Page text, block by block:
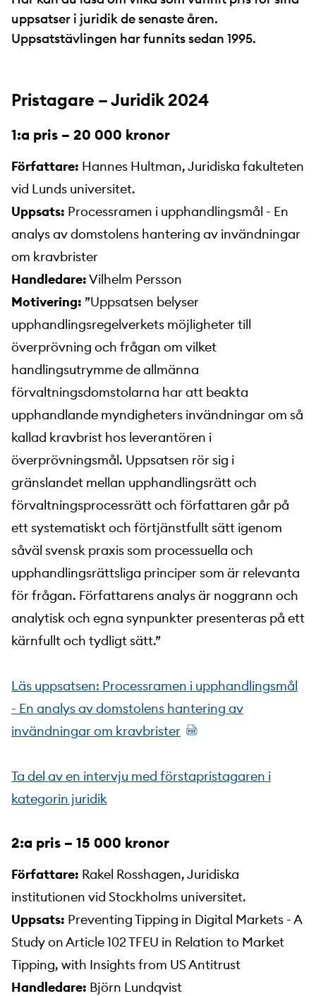
uppsatser i juridik de senaste åren.
Uppsatstävlingen har funnits sedan 1995.
Pristagare – Juridik 2024
1:a pris – 20 000 kronor
Författare: Hannes Hultman, Juridiska fakulteten
vid Lunds universitet.
Uppsats: Processramen i upphandlingsmål - En
analys av domstolens hantering av invändningar
om kravbrister
Handledare:Vilhelm Persson
Motivering: ”Uppsatsen belyser
upphandlingsregelverkets möjligheter till
överprövning och frågan om vilket
handlingsutrymme de allmänna
förvaltningsdomstolarna har att beakta
upphandlande myndigheters invändningar om så
kallad kravbrist hos leverantören i
överprövningsmål. Uppsatsen rör sig i
gränslandet mellan upphandlingsrätt och
förvaltningsprocessrätt och författaren går på
ett systematiskt och förtjänstfullt sätt igenom
såväl svensk praxis som processuella och
upphandlingsrättsliga principer som är relevanta
för frågan. Författarens analys är noggrann och
analytisk och egna synpunkter presenteras på ett
kärnfullt och tydligt sätt.”
Läs uppsatsen: Processramen i upphandlingsmål
- En analys av domstolens hantering av
invändningar om kravbrister
Ta del av en intervju med förstapristagaren i
kategorin juridik
2:a pris – 15 000 kronor
Författare: Rakel Rosshagen, Juridiska
institutionen vid Stockholms universitet.
Uppsats: Preventing Tipping in Digital Markets - A
Study on Article 102 TFEU in Relation to Market
Tipping, with Insights from US Antitrust
Handledare: Björn Lundqvist